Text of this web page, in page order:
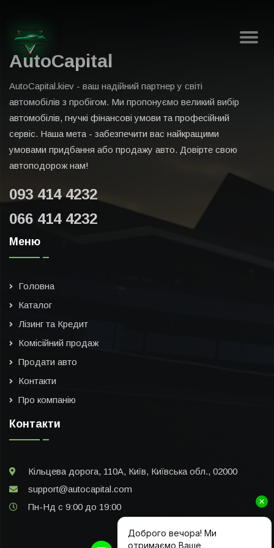
AutoCapital
AutoCapital.kiev - ваш надійний партнер у світі
автомобілів з пробігом. Ми пропонуємо великий вибір
автомобілів, гнучкі фінансові умови та професійний
сервіс. Наша мета - забезпечити вас найкращими
умовами придбання або продажу авто. Довірте свою
автоподорож нам!
093 414 4232
066 414 4232
Меню
Головна
Каталог
Лізинг та Кредит
Комісійний продаж
Продати авто
Контакти
Про компанію
Контакти
Кільцева дорога, 110А, Київ, Київська обл., 02000
support@autocapital.com
Пн-Нд с 9:00 до 19:00